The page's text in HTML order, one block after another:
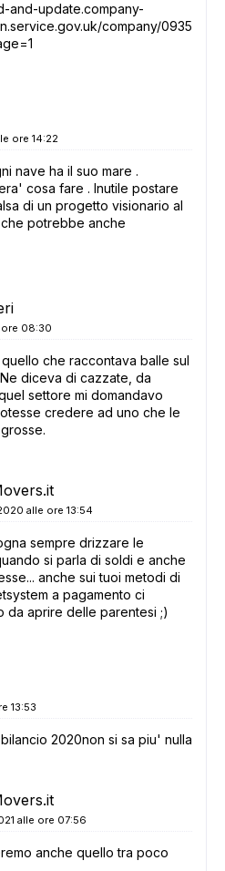
and-update.company-
company/
ore 14:22
nave ha il suo mare .
cosa fare . Inutile postare
di un progetto visionario al
potrebbe anche
ore 08:30
che raccontava balle sul
diceva di cazzate, da
settore mi domandavo
credere ad uno che le
alle ore 13:54
sempre drizzare le
si parla di soldi e anche
anche sui tuoi metodi di
a pagamento ci
da aprire delle parentesi ;)
13:53
2020non si sa piu' nulla
alle ore 07:56
anche quello tra poco